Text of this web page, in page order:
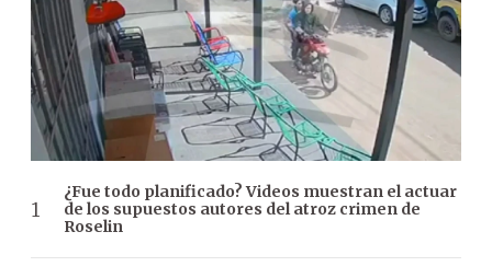
¿Fue todo planificado? Videos muestran el actuar
de los supuestos autores del atroz crimen de
Roselin